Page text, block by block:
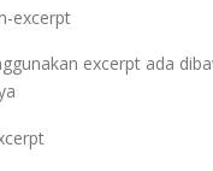
excerpt ada